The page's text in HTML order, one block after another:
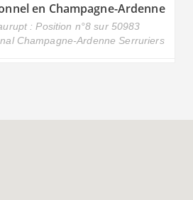
en Champagne-Ardenne
: Position n°8 sur 50983
Champagne-Ardenne Serruriers